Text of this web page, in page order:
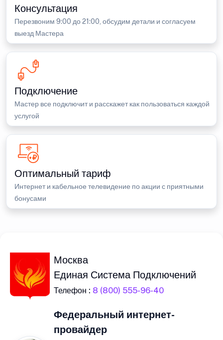
Консультация
Перезвоним 9:00 до 21:00, обсудим детали и согласуем
выезд Мастера
Подключение
Мастер все подключит и расскажет как пользоваться каждой
услугой
Оптимальный тариф
Интернет и кабельное телевидение по акции с приятными
бонусами
Москва
Единая Система Подключений
Телефон : 8 (800) 555-96-40
Федеральный интернет-
провайдер